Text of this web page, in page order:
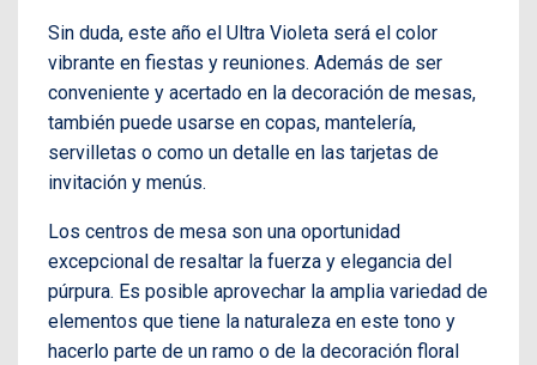
Sin duda, este año el Ultra Violeta será el color
vibrante en fiestas y reuniones. Además de ser
conveniente y acertado en la decoración de mesas,
también puede usarse en copas, mantelería,
servilletas o como un detalle en las tarjetas de
invitación y menús.
Los centros de mesa son una oportunidad
excepcional de resaltar la fuerza y elegancia del
púrpura. Es posible aprovechar la amplia variedad de
elementos que tiene la naturaleza en este tono y
hacerlo parte de un ramo o de la decoración floral